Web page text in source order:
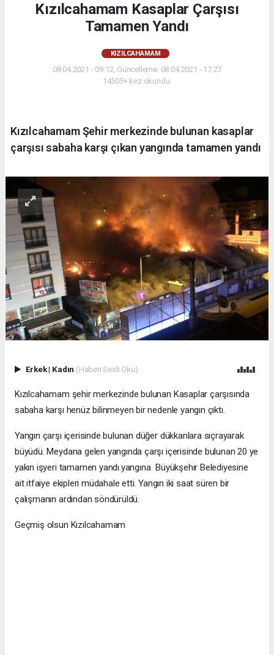
Kızılcahamam Kasaplar Çarşısı
Tamamen Yandı
KIZILCAHAMAM
08.04.2021 - 09:12, Güncelleme: 08.04.2021 - 17:27
14505+ kez okundu.
Kızılcahamam Şehir merkezinde bulunan kasaplar
çarşısı sabaha karşı çıkan yangında tamamen yandı
Erkek| Kadın (Haberi Sesli Oku)
Kızılcahamam şehir merkezinde bulunan Kasaplar çarşısında
sabaha karşı henüz bilinmeyen bir nedenle yangın çıktı.
Yangın çarşı içerisinde bulunan düğer dükkanlara sıçrayarak
büyüdü. Meydana gelen yangında çarşı içerisinde bulunan 20 ye
yakın işyeri tamamen yandı.yangına Büyükşehir Belediyesine
ait itfaiye ekipleri müdahale etti. Yangın iki saat süren bir
çalışmanın ardından söndürüldü.
Geçmiş olsun Kızılcahamam